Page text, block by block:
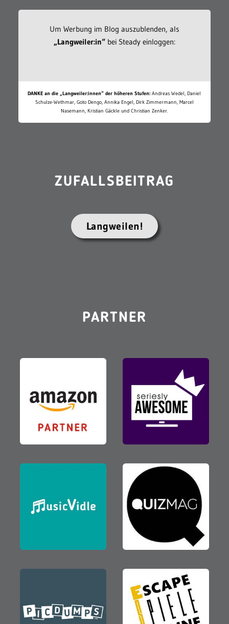
Um Werbung im Blog auszublenden, als
„Langweiler:in“bei Steady einloggen:
DANKE an die „Langweiler:innen“ der höheren Stufen: Andreas Wedel, Daniel
Schulze-Wethmar, Goto Dengo, Annika Engel, Dirk Zimmermann, Marcel
Nasemann, Kristian Gäckle und Christian Zenker.
ZUFALLSBEITRAG
Langweilen!
PARTNER